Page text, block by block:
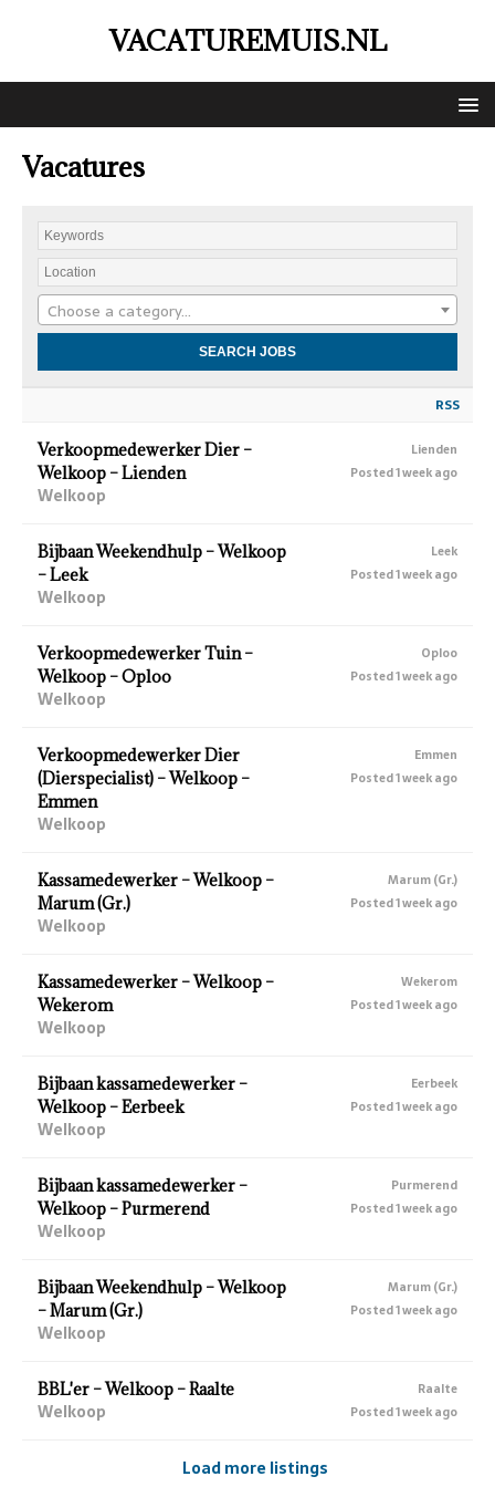
VACATUREMUIS.NL
Vacatures
Choose a category…
RSS
Verkoopmedewerker Dier –
Welkoop – Lienden
Welkoop
Lienden
Posted 1 week ago
Bijbaan Weekendhulp – Welkoop
– Leek
Welkoop
Leek
Posted 1 week ago
Verkoopmedewerker Tuin –
Welkoop – Oploo
Welkoop
Oploo
Posted 1 week ago
Verkoopmedewerker Dier
(Dierspecialist) – Welkoop –
Emmen
Welkoop
Emmen
Posted 1 week ago
Kassamedewerker – Welkoop –
Marum (Gr.)
Welkoop
Marum (Gr.)
Posted 1 week ago
Kassamedewerker – Welkoop –
Wekerom
Welkoop
Wekerom
Posted 1 week ago
Bijbaan kassamedewerker –
Welkoop – Eerbeek
Welkoop
Eerbeek
Posted 1 week ago
Bijbaan kassamedewerker –
Welkoop – Purmerend
Welkoop
Purmerend
Posted 1 week ago
Bijbaan Weekendhulp – Welkoop
– Marum (Gr.)
Welkoop
Marum (Gr.)
Posted 1 week ago
BBL'er – Welkoop – Raalte
Welkoop
Raalte
Posted 1 week ago
Load more listings